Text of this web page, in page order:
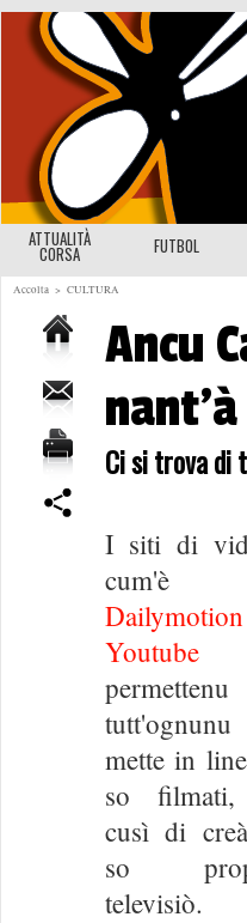
ATTUALITÀ
CORSA FUTBOL
Accolta > CULTURA
Ancu
Ci si trova di
I siti di
cum'è
Dailymotion
Youtube
mette in
so
cusì di
so
televisiò.